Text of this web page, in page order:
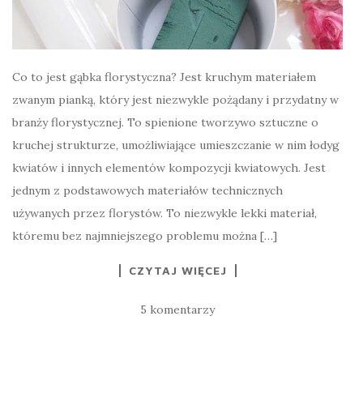
Co to jest gąbka florystyczna? Jest kruchym materiałem
zwanym pianką, który jest niezwykle pożądany i przydatny w
branży florystycznej. To spienione tworzywo sztuczne o
kruchej strukturze, umożliwiające umieszczanie w nim łodyg
kwiatów i innych elementów kompozycji kwiatowych. Jest
jednym z podstawowych materiałów technicznych
używanych przez florystów. To niezwykle lekki materiał,
któremu bez najmniejszego problemu można […]
CZYTAJ WIĘCEJ
5 komentarzy